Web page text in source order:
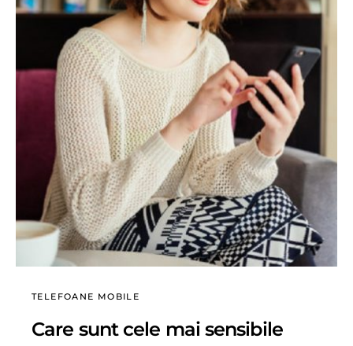
TELEFOANE MOBILE
Care sunt cele mai sensibile